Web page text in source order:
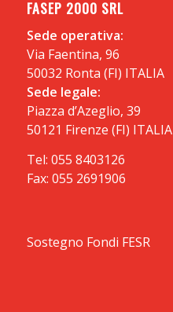
FASEP 2000 SRL
Sede operativa:
Via Faentina, 96
50032 Ronta (FI) ITALIA
Sede legale:
Piazza d’Azeglio, 39
50121 Firenze (FI) ITALIA
Tel: 055 8403126
Fax: 055 2691906
Sostegno Fondi FESR